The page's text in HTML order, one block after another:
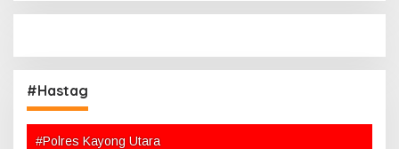
#Hastag
#Polres Kayong Utara